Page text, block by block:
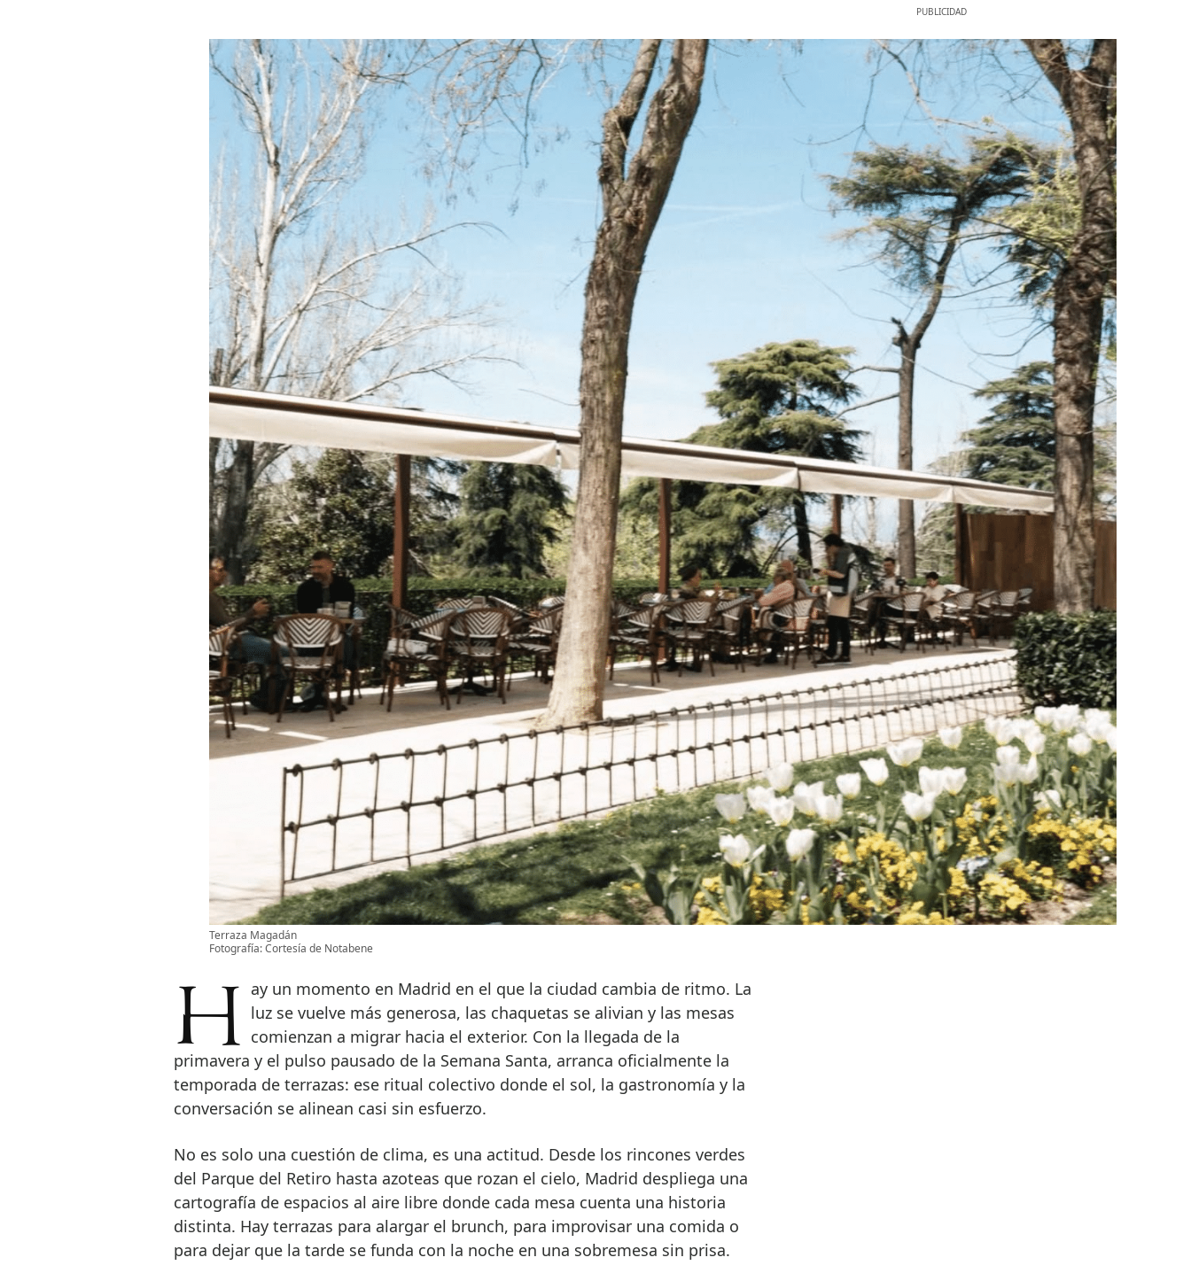
Terraza Magadán
Fotografía: Cortesía de Notabene
Hay un momento en Madrid en el que la ciudad cambia de ritmo. La luz se vuelve más generosa, las chaquetas se alivian y las mesas
comienzan a migrar hacia el exterior. Con la llegada de la
primavera y el pulso pausado de la Semana Santa, arranca oficialmente la
temporada de terrazas: ese ritual colectivo donde el sol, la gastronomía y la
conversación se alinean casi sin esfuerzo.
No es solo una cuestión de clima, es una actitud. Desde los rincones verdes
del Parque del Retiro hasta azoteas que rozan el cielo, Madrid despliega una
cartografía de espacios al aire libre donde cada mesa cuenta una historia
distinta. Hay terrazas para alargar el brunch, para improvisar una comida o
para dejar que la tarde se funda con la noche en una sobremesa sin prisa.